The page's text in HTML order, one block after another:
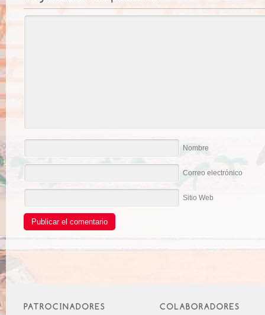
Nombre
Correo electrónico
Sitio Web